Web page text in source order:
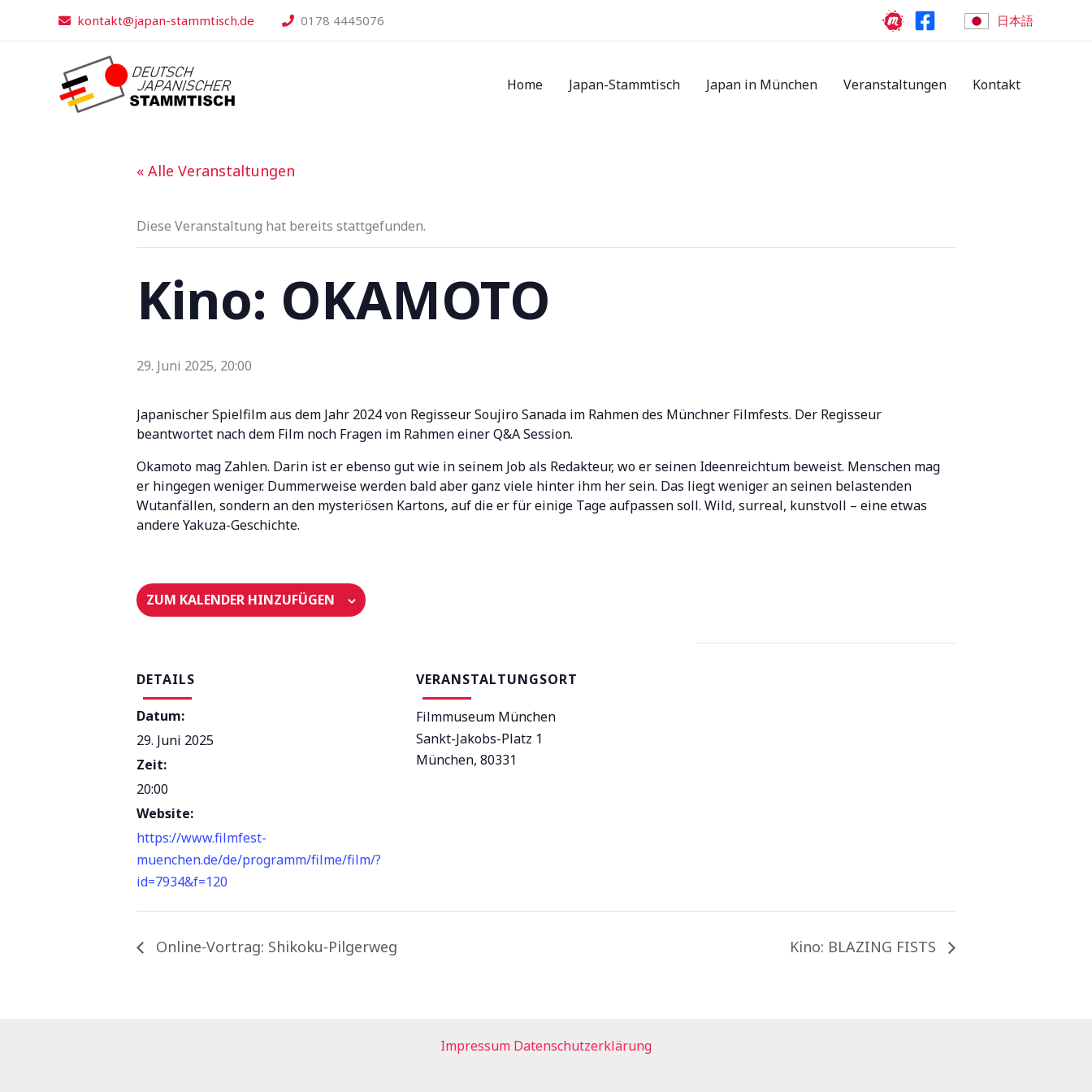
kontakt@japan-stammtisch.de 0178 4445076 日本語
Home Japan-Stammtisch Japan in München Veranstaltungen Kontakt
« Alle Veranstaltungen
Diese Veranstaltung hat bereits stattgefunden.
Kino: OKAMOTO
29. Juni 2025, 20:00
Japanischer Spielfilm aus dem Jahr 2024 von Regisseur Soujiro Sanada im Rahmen des Münchner Filmfests. Der Regisseur
beantwortet nach dem Film noch Fragen im Rahmen einer Q&A Session.
Okamoto mag Zahlen. Darin ist er ebenso gut wie in seinem Job als Redakteur, wo er seinen Ideenreichtum beweist. Menschen mag
er hingegen weniger. Dummerweise werden bald aber ganz viele hinter ihm her sein. Das liegt weniger an seinen belastenden
Wutanfällen, sondern an den mysteriösen Kartons, auf die er für einige Tage aufpassen soll. Wild, surreal, kunstvoll – eine etwas
andere Yakuza-Geschichte.
ZUM KALENDER HINZUFÜGEN
DETAILS
Datum:
29. Juni 2025
Zeit:
20:00
Website:
https://www.filmfest-
muenchen.de/de/programm/filme/film/?
id=7934&f=120
VERANSTALTUNGSORT
Filmmuseum München
Sankt-Jakobs-Platz 1
München, 80331
Online-Vortrag: Shikoku-Pilgerweg Kino: BLAZING FISTS
Impressum Datenschutzerklärung